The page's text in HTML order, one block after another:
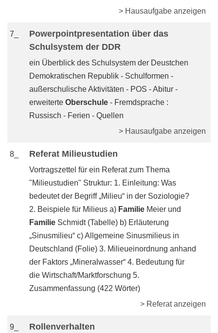
> Hausaufgabe anzeigen
7_
Powerpointpresentation über das
Schulsystem der DDR
ein Überblick des Schulsystem der Deustchen
Demokratischen Republik - Schulformen -
außerschulische Aktivitäten - POS - Abitur -
erweiterte Oberschule - Fremdsprache :
Russisch - Ferien - Quellen
> Hausaufgabe anzeigen
8_ Referat Milieustudien
Vortragszettel für ein Referat zum Thema
"Milieustudien" Struktur: 1. Einleitung: Was
bedeutet der Begriff „Milieu“ in der Soziologie?
2. Beispiele für Milieus a) Familie Meier und
Familie Schmidt (Tabelle) b) Erläuterung
„Sinusmilieu“ c) Allgemeine Sinusmilieus in
Deutschland (Folie) 3. Milieueinordnung anhand
der Faktors „Mineralwasser“ 4. Bedeutung für
die Wirtschaft/Marktforschung 5.
Zusammenfassung (422 Wörter)
> Referat anzeigen
9_ Rollenverhalten